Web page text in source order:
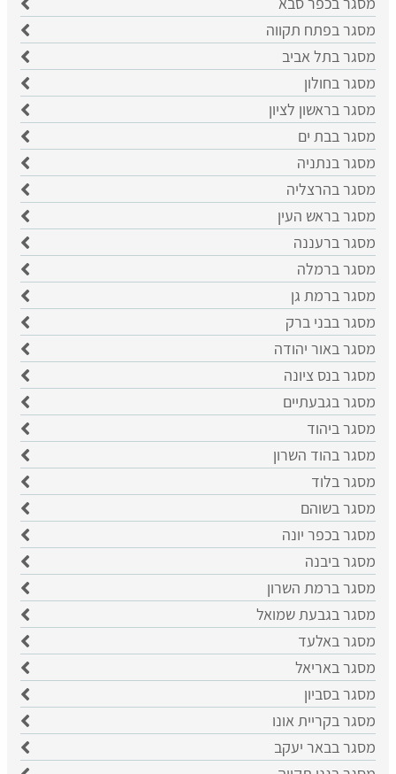
​מסגר בפתח תקווה
​מסגר בתל אביב
מסגר בחולון
מסגר בראשון לציון
​מסגר בבת ים
​מסגר בנתניה
מסגר בהרצליה
​מסגר בראש העין
מסגר ברעננה
מסגר ברמלה
מסגר ברמת גן
מסגר בבני ברק
מסגר באור יהודה
מסגר בנס ציונה
מסגר בגבעתיים
מסגר ביהוד
מסגר בהוד השרון
מסגר בלוד
מסגר בשוהם
מסגר בכפר יונה
מסגר ביבנה
מסגר ברמת השרון
מסגר בגבעת שמואל
מסגר באלעד
מסגר באריאל
מסגר בסביון
מסגר בקריית אונו
מסגר בבאר יעקב